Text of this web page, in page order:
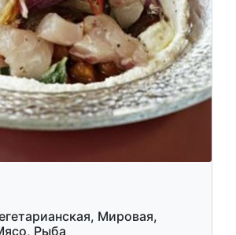
Мировая,
Рыба